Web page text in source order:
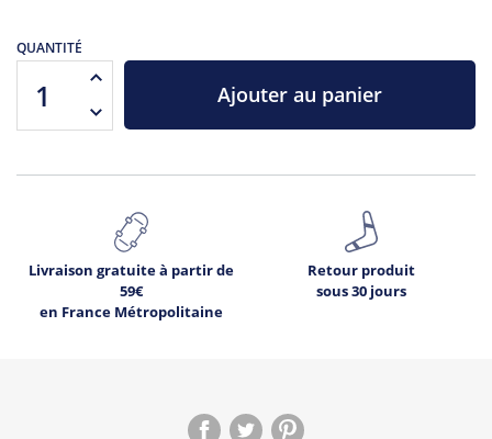
QUANTITÉ
Ajouter au panier
Livraison gratuite à partir de
59€
en France Métropolitaine
Retour produit
sous 30 jours